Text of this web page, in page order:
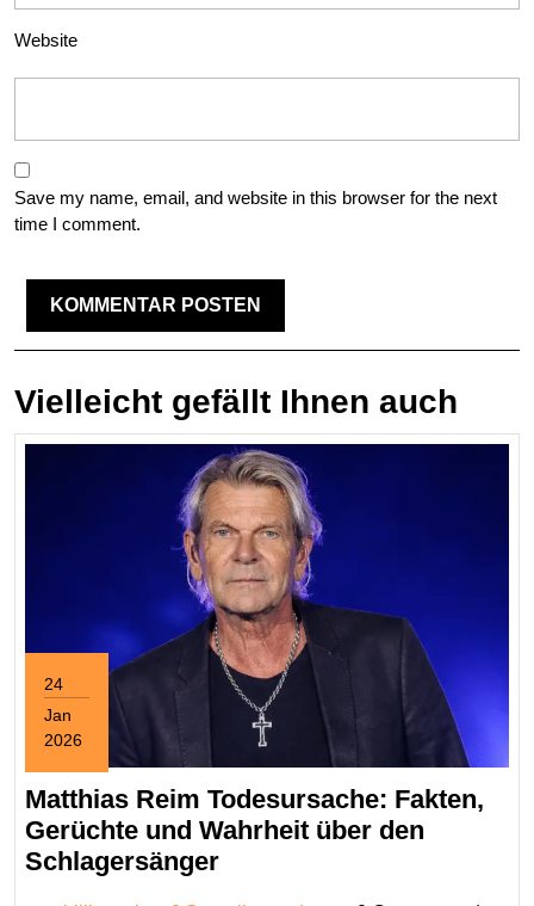
Website
Save my name, email, and website in this browser for the next
time I comment.
Vielleicht gefällt Ihnen auch
24
Jan
2026
24,
2026
Matthias Reim Todesursache: Fakten,
Gerüchte und Wahrheit über den
SchlagersängerMatthias